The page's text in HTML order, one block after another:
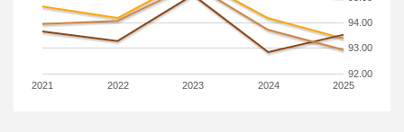
2021 2022 2023 2024 2025
92.00
93.00
94.00